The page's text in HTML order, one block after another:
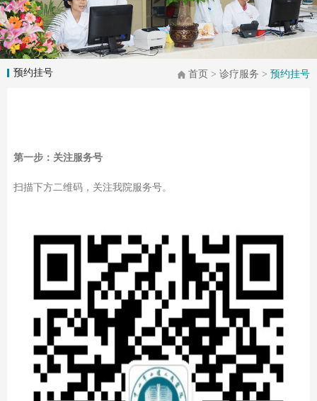
首页 > 诊疗服务 > 预约挂号
预约挂号
第一步：关注服务号
扫描下方二维码，关注我院服务号。